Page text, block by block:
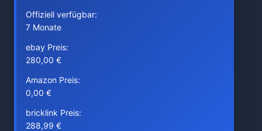
Offiziell verfügbar:
7 Monate
ebay Preis:
280,00 €
Amazon Preis:
0,00 €
bricklink Preis:
288,99 €